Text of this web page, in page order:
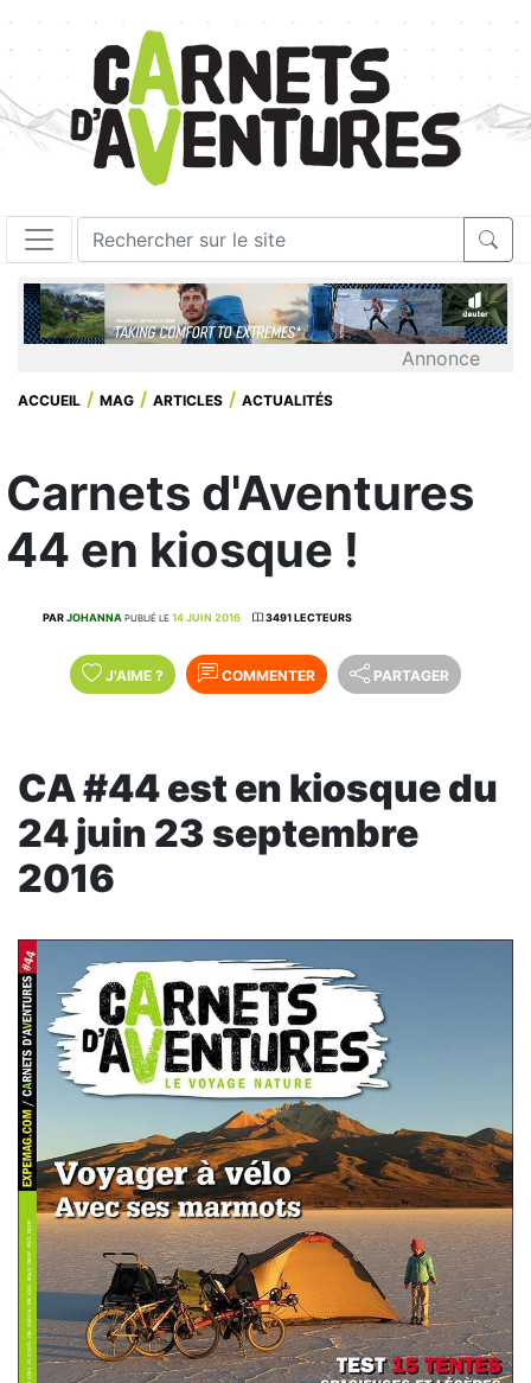
Annonce
ACCUEIL MAG ARTICLES ACTUALITÉS
Carnets d'Aventures
44 en kiosque !
PARJOHANNA PUBLIÉ LE 14 JUIN 2016 3491 LECTEURS
J'AIME ? COMMENTER PARTAGER
CA #44 est en kiosque du
24 juin 23 septembre
2016